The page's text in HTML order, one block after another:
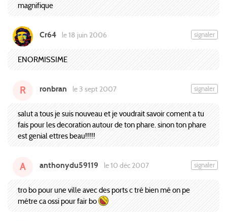
magnifique
Cr64 le 18 juin 2006 signaler
ENORMISSIME
R ronbran le 3 sept 2007 signaler
salut a tous je suis nouveau et je voudrait savoir coment a tu
fais pour les decoration autour de ton phare. sinon ton phare
est genial ettres beau!!!!!
A anthonydu59119 le 10 déc 2007 signaler
tro bo pour une ville avec des ports c tré bien mé on pe
métre ca ossi pour fair bo